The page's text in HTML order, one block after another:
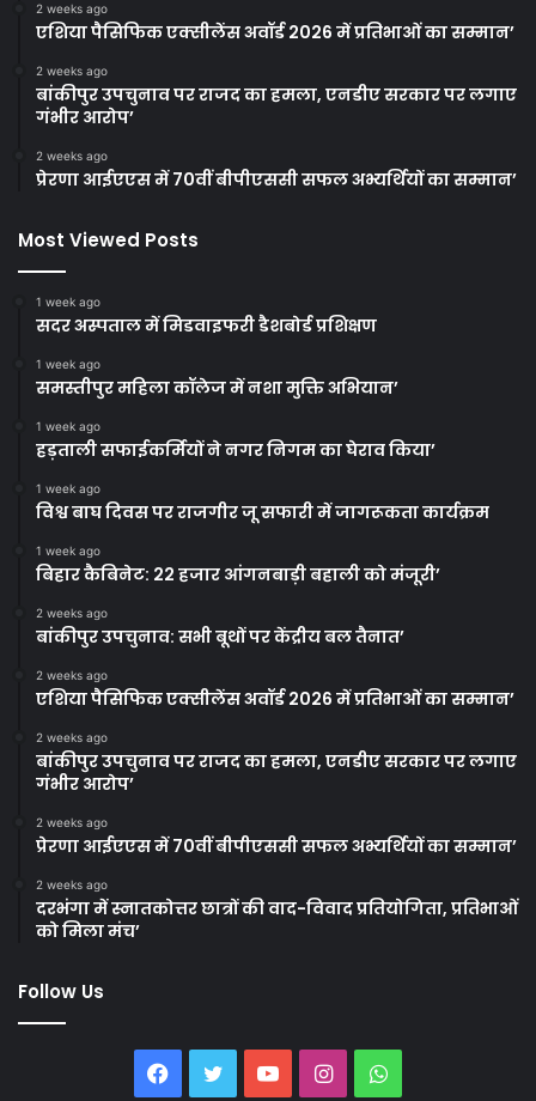
2 weeks ago
एशिया पैसिफिक एक्सीलेंस अवॉर्ड 2026 में प्रतिभाओं का सम्मान’
2 weeks ago
बांकीपुर उपचुनाव पर राजद का हमला, एनडीए सरकार पर लगाए
गंभीर आरोप’
2 weeks ago
प्रेरणा आईएएस में 70वीं बीपीएससी सफल अभ्यर्थियों का सम्मान’
Most Viewed Posts
1 week ago
सदर अस्पताल में मिडवाइफरी डैशबोर्ड प्रशिक्षण
1 week ago
समस्तीपुर महिला कॉलेज में नशा मुक्ति अभियान’
1 week ago
हड़ताली सफाईकर्मियों ने नगर निगम का घेराव किया’
1 week ago
विश्व बाघ दिवस पर राजगीर जू सफारी में जागरूकता कार्यक्रम
1 week ago
बिहार कैबिनेट: 22 हजार आंगनबाड़ी बहाली को मंजूरी’
2 weeks ago
बांकीपुर उपचुनाव: सभी बूथों पर केंद्रीय बल तैनात’
2 weeks ago
एशिया पैसिफिक एक्सीलेंस अवॉर्ड 2026 में प्रतिभाओं का सम्मान’
2 weeks ago
बांकीपुर उपचुनाव पर राजद का हमला, एनडीए सरकार पर लगाए
गंभीर आरोप’
2 weeks ago
प्रेरणा आईएएस में 70वीं बीपीएससी सफल अभ्यर्थियों का सम्मान’
2 weeks ago
दरभंगा में स्नातकोत्तर छात्रों की वाद-विवाद प्रतियोगिता, प्रतिभाओं
को मिला मंच’
Follow Us
Facebook
TwitterYouTubeInstagramWhatsApp